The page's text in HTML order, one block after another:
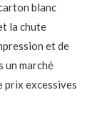
blanc
la chute
et de
un marché
prix excessives